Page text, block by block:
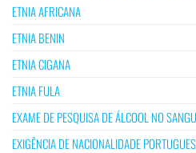
ETNIA AFRICANA
ETNIA BENIN
ETNIA CIGANA
ETNIA FULA
EXAME DE PESQUISA DE ÁLCOOL NO
EXIGÊNCIA DE NACIONALIDADE